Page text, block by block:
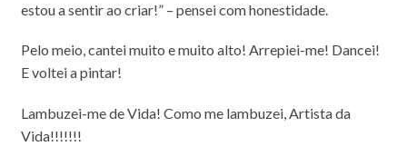
estou a sentir ao criar!” – pensei com honestidade.
Pelo meio, cantei muito e muito alto! Arrepiei-me! Dancei!
E voltei a pintar!
Lambuzei-me de Vida! Como me lambuzei, Artista da
Vida!!!!!!!